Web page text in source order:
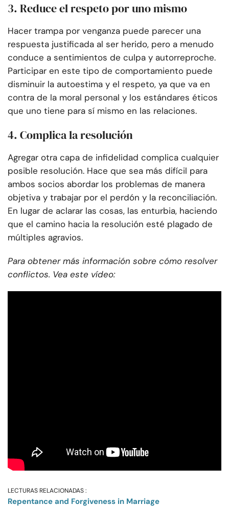
3. Reduce el respeto por uno mismo
Hacer trampa por venganza puede parecer una
respuesta justificada al ser herido, pero a menudo
conduce a sentimientos de culpa y autorreproche.
Participar en este tipo de comportamiento puede
disminuir la autoestima y el respeto, ya que va en
contra de la moral personal y los estándares éticos
que uno tiene para sí mismo en las relaciones.
4. Complica la resolución
Agregar otra capa de infidelidad complica cualquier
posible resolución. Hace que sea más difícil para
ambos socios abordar los problemas de manera
objetiva y trabajar por el perdón y la reconciliación.
En lugar de aclarar las cosas, las enturbia, haciendo
que el camino hacia la resolución esté plagado de
múltiples agravios.
Para obtener más información sobre cómo resolver
conflictos. Vea este vídeo:
LECTURAS RELACIONADAS :
Repentance and Forgiveness in Marriage